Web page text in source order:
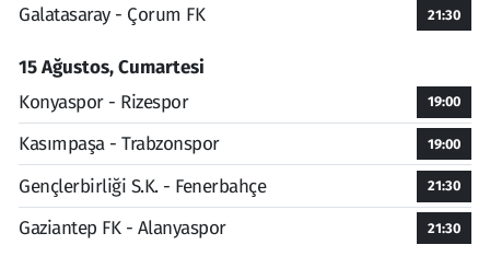
Galatasaray - Çorum FK
21:30
15 Ağustos, Cumartesi
Konyaspor - Rizespor
19:00
Kasımpaşa - Trabzonspor 19:00
Gençlerbirliği S.K. - Fenerbahçe 21:30
Gaziantep FK - Alanyaspor 21:30